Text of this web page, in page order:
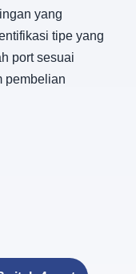
yang
tipe yang
port sesuai
pembelian